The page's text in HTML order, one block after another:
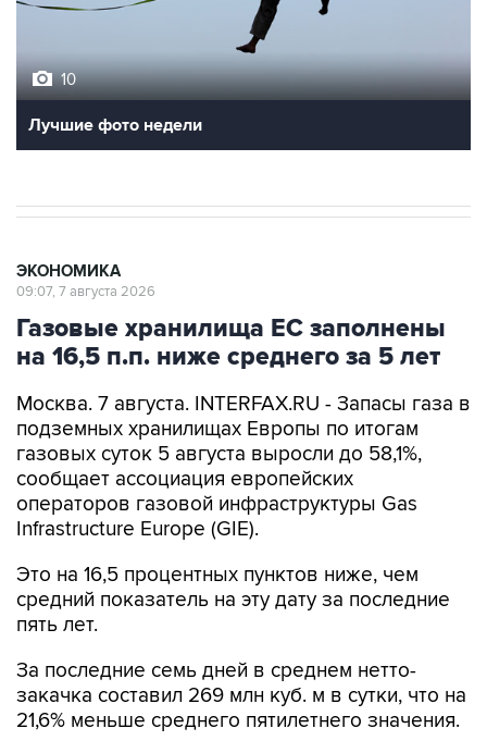
10
Лучшие фото недели
ЭКОНОМИКА
09:07, 7 августа 2026
Газовые хранилища ЕС заполнены
на 16,5 п.п. ниже среднего за 5 лет
Москва. 7 августа. INTERFAX.RU - Запасы газа в
подземных хранилищах Европы по итогам
газовых суток 5 августа выросли до 58,1%,
сообщает ассоциация европейских
операторов газовой инфраструктуры Gas
Infrastructure Europe (GIE).
Это на 16,5 процентных пунктов ниже, чем
средний показатель на эту дату за последние
пять лет.
За последние семь дней в среднем нетто-
закачка составил 269 млн куб. м в сутки, что на
21,6% меньше среднего пятилетнего значения.